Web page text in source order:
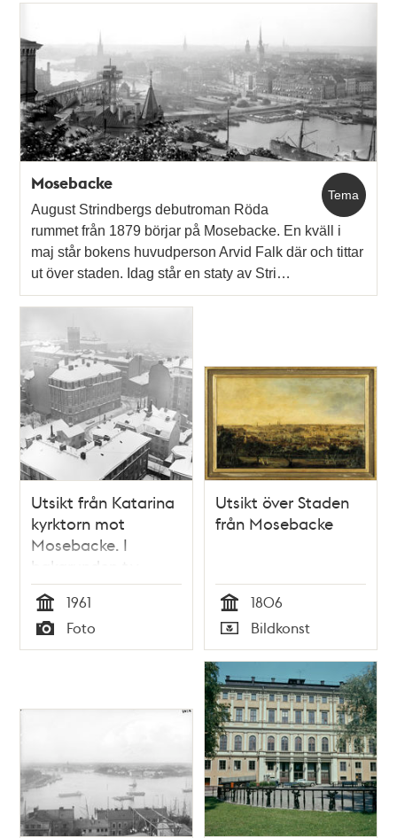
Tema
Mosebacke
August Strindbergs debutroman Röda
rummet från 1879 börjar på Mosebacke. En kväll i
maj står bokens huvudperson Arvid Falk där och tittar
ut över staden. Idag står en staty av Stri…
Utsikt från Katarina
kyrktorn mot
Mosebacke. I
bakgrunden t.v.
vattentornet vid
Mosebacke
Tid
1961
Typ
Foto
Utsikt över Staden
från Mosebacke
Tid
1806
Typ
Bildkonst